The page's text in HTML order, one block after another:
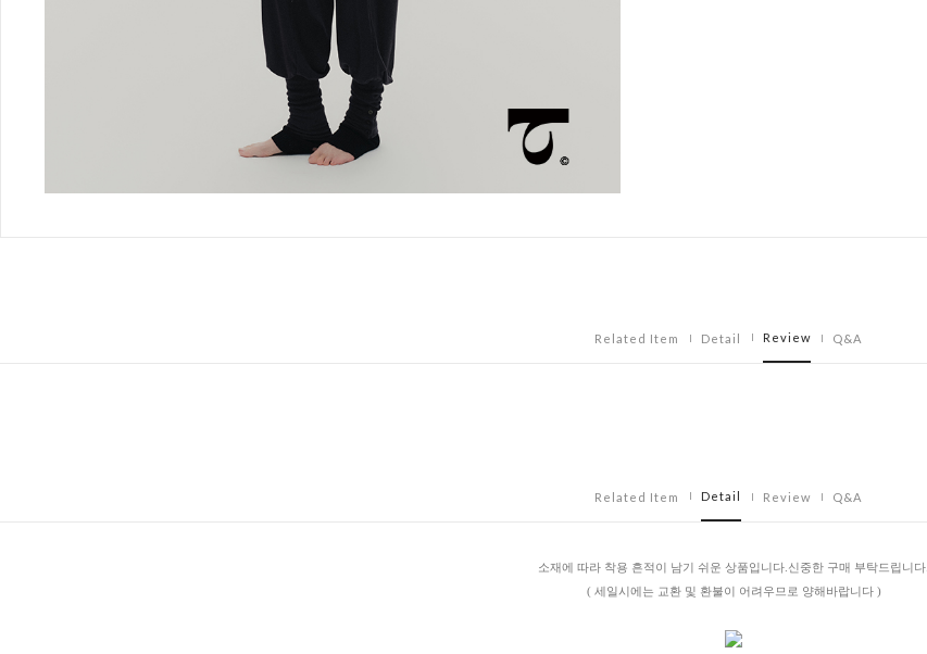
Related Item Detail Review Q&A
Related Item Detail Review Q&A
소재에 따라 착용 흔적이 남기 쉬운 상품입니다.신중한 구매 부탁드립니다.
( 세일시에는 교환 및 환불이 어려우므로 양해바랍니다 )